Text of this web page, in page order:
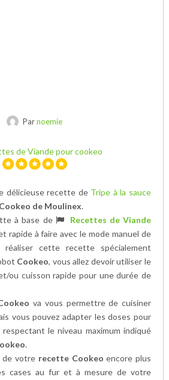
Parnoemie
de Viande pour cookeo
délicieuse recette de Tripe à la sauce
Cookeo de Moulinex.
à base de
Recettes de Viande
rapide à faire avec le mode manuel de
réaliser cette recette spécialement
Cookeo, vous allez devoir utiliser le
ou cuisson rapide pour une durée de
va vous permettre de cuisiner
vous pouvez adapter les doses pour
le niveau maximum indiqué
.
de votre recette Cookeo encore plus
cases au fur et à mesure de votre